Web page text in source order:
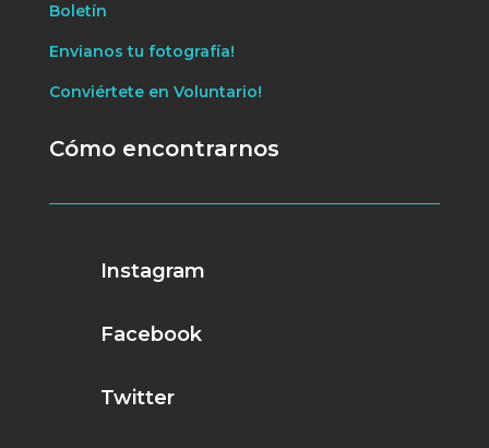
Boletín
Envianos tu fotografía!
Conviértete en Voluntario!
Cómo encontrarnos
Instagram
Facebook
Twitter